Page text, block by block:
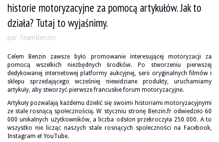
historie motoryzacyjne za pomocą artykułów. Jak to
działa? Tutaj to wyjaśnimy.
par TeamBenzin
Celem Benzin zawsze było promowanie interesującej motoryzacji za
pomocą wszelkich niezbędnych środków. Po stworzeniu pierwszej
dedykowanej internetowej platformy aukcyjnej, serii oryginalnych filmów i
sklepu sprzedającego wcześniej niewidziane produkty, uruchamiamy
artykuły, aby stworzyć pierwsze francuskie forum motoryzacyjne.
Artykuły pozwalają każdemu dzielić się swoimi historiami motoryzacyjnymi
ze stale rosnącą społecznością. W styczniu stronę Benzin.fr odwiedziło 60
000 unikalnych użytkowników, a liczba odsłon przekroczyła 250 000. A to
wszystko nie licząc naszych stale rosnących społeczności na
Facebook,
Instagram et YouTube.